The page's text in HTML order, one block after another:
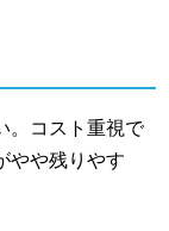
。コスト重視で
やや残りやす